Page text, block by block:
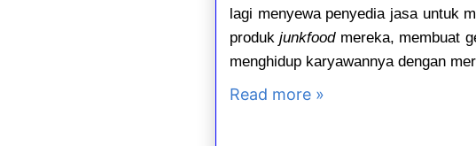
lagi menyewa penyedia jasa untuk
produkjunkfoodmereka, membuat
menghidup karyawannya dengan
Read more »